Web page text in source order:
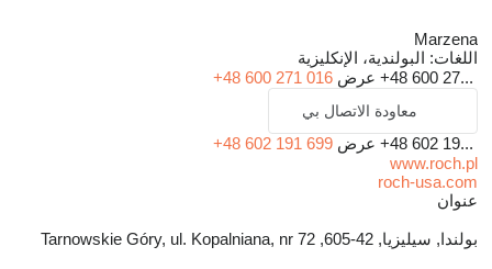
Marzena
اللغات: البولندية، الإنكليزية
+48 600 27... عرض +48 600 271 016
معاودة الاتصال بي
+48 602 19... عرض +48 602 191 699
www.roch.pl
roch-usa.com
عنوان
بولندا, سيليزيا, 42-605, Tarnowskie Góry, ul. Kopalniana, nr 72